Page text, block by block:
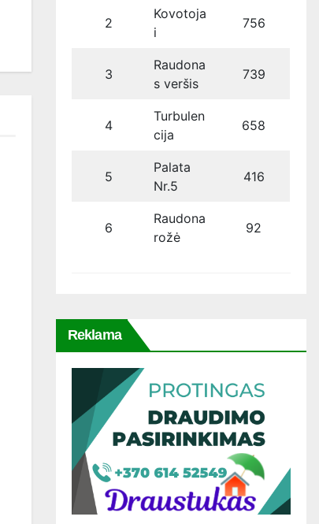
2
Kovotoja
i
756
3
Raudona
s veršis
739
4
Turbulen
cija
658
5
Palata
Nr.5
416
6
Raudona
rožė
92
Reklama